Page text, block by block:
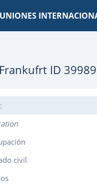
Frankufrt ID
civil